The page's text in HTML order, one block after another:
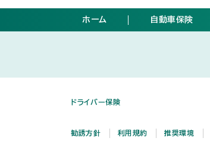
ホーム 自動車保険
ドライバー保険
勧誘方針 利用規約 推奨環境